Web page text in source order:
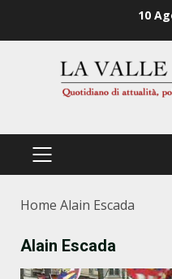
10
PRIMÄRES
Home Alain Escada
Alain Escada